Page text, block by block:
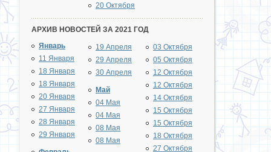
20 Октября
АРХИВ НОВОСТЕЙ ЗА 2021 ГОД
Январь
11 Января
18 Января
18 Января
20 Января
27 Января
28 Января
29 Января
19 Апреля
29 Апреля
30 Апреля
Май
04 Мая
04 Мая
08 Мая
08 Мая
03 Октября
05 Октября
12 Октября
12 Октября
14 Октября
15 Октября
15 Октября
18 Октября
27 Октября